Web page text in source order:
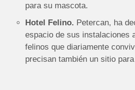
para su mascota.
Hotel Felino. Petercan, ha
espacio de sus instalaciones
felinos que diariamente
precisan también un sitio